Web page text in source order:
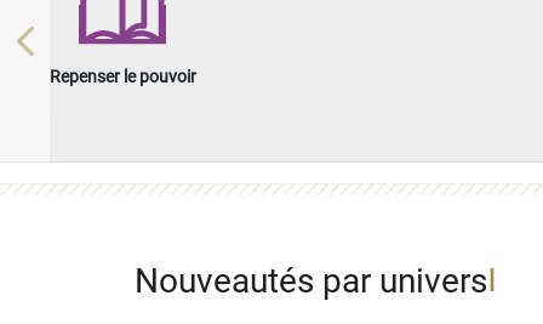
Repenser le pouvoir
Previous
Nouveautés par univers